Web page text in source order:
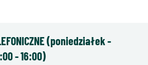
(poniedziałek -
- 16:00)